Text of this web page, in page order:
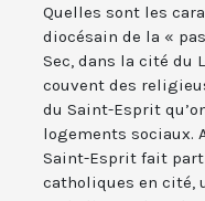
Quelles sont les
diocésain de la «
Sec, dans la cité du
couvent des
du Saint-Esprit
logements sociaux.
Saint-Esprit fait
catholiques en cité,